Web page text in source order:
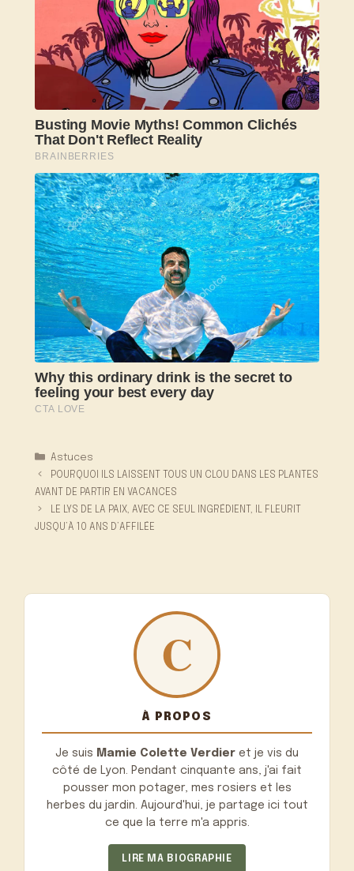
Catégories
Astuces
POURQUOI ILS LAISSENT TOUS UN CLOU DANS LES PLANTES
AVANT DE PARTIR EN VACANCES
LE LYS DE LA PAIX, AVEC CE SEUL INGRÉDIENT, IL FLEURIT
JUSQU’À 10 ANS D’AFFILÉE
À PROPOS
Je suis Mamie Colette Verdier et je vis du
côté de Lyon. Pendant cinquante ans, j'ai fait
pousser mon potager, mes rosiers et les
herbes du jardin. Aujourd'hui, je partage ici tout
ce que la terre m'a appris.
LIRE MA BIOGRAPHIE